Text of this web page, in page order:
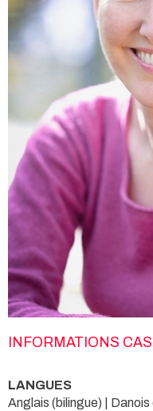
INFORMATIONS
LANGUES
Anglais (bilingue) |